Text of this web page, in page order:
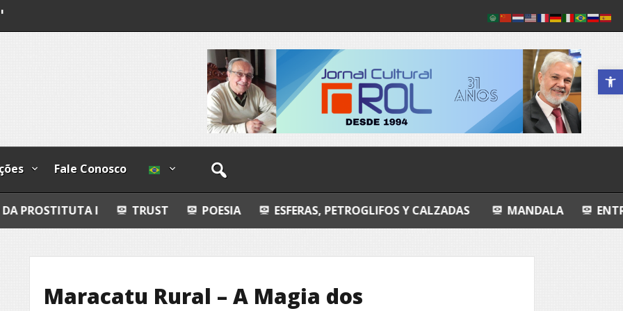
Abrir a
Fale Conosco
I TRUST POESIA ESFERAS, PETROGLIFOS Y CALZADAS MANDALA ENTROPIA
Maracatu Rural – A Magia dos